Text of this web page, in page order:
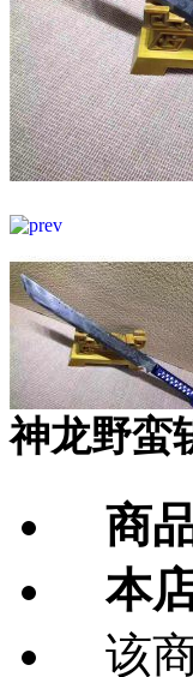
神龙野蛮
商
本
该